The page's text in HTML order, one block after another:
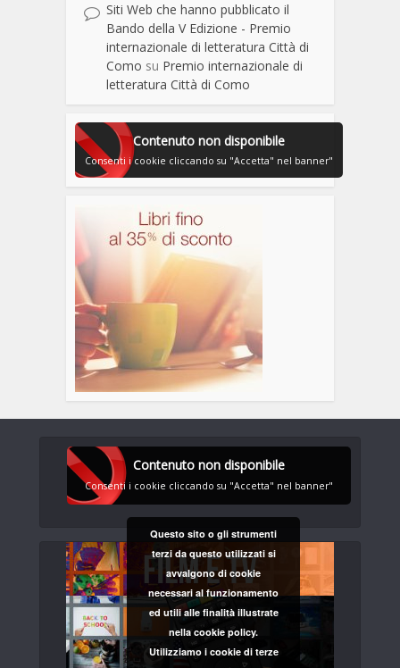
Siti Web che hanno pubblicato il
Bando della V Edizione - Premio
internazionale di letteratura Città di
Como su Premio internazionale di
letteratura Città di Como
Contenuto non disponibile
Consenti i cookie cliccando su "Accetta" nel banner"
Contenuto non disponibile
Consenti i cookie cliccando su "Accetta" nel banner"
Questo sito o gli strumenti
terzi da questo utilizzati si
avvalgono di cookie
necessari al funzionamento
ed utili alle finalità illustrate
nella cookie policy.
Utilizziamo i cookie di terze